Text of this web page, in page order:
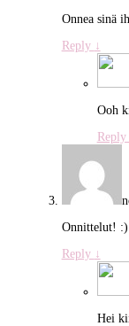
Onnea sinä
Reply ↓
Ooh
Reply
Onnittelut! :)
Reply ↓
Hei